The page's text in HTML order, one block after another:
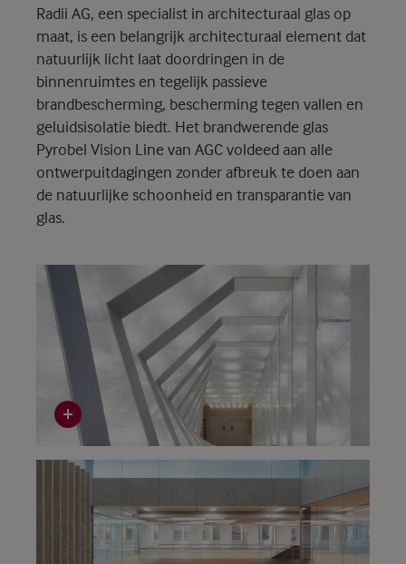
Radii AG, een specialist in architecturaal glas op
maat, is een belangrijk architecturaal element dat
natuurlijk licht laat doordringen in de
binnenruimtes en tegelijk passieve
brandbescherming, bescherming tegen vallen en
geluidsisolatie biedt. Het brandwerende glas
Pyrobel Vision Line van AGC voldeed aan alle
ontwerpuitdagingen zonder afbreuk te doen aan
de natuurlijke schoonheid en transparantie van
glas.